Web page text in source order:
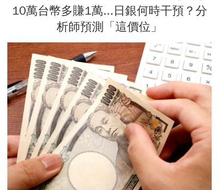
10萬台幣多賺1萬...日銀何時干預？分
析師預測「這價位」